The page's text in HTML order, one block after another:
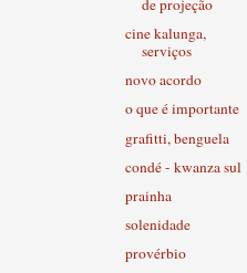
de projeção
cine kalunga,
serviços
novo acordo
o que é importante
grafitti, benguela
condé - kwanza sul
prainha
solenidade
provérbio